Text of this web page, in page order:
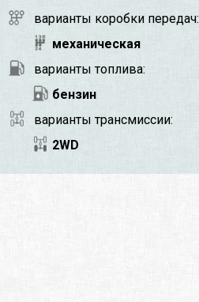
варианты коробки передач:
механическая
варианты топлива:
бензин
варианты трансмиссии:
2WD